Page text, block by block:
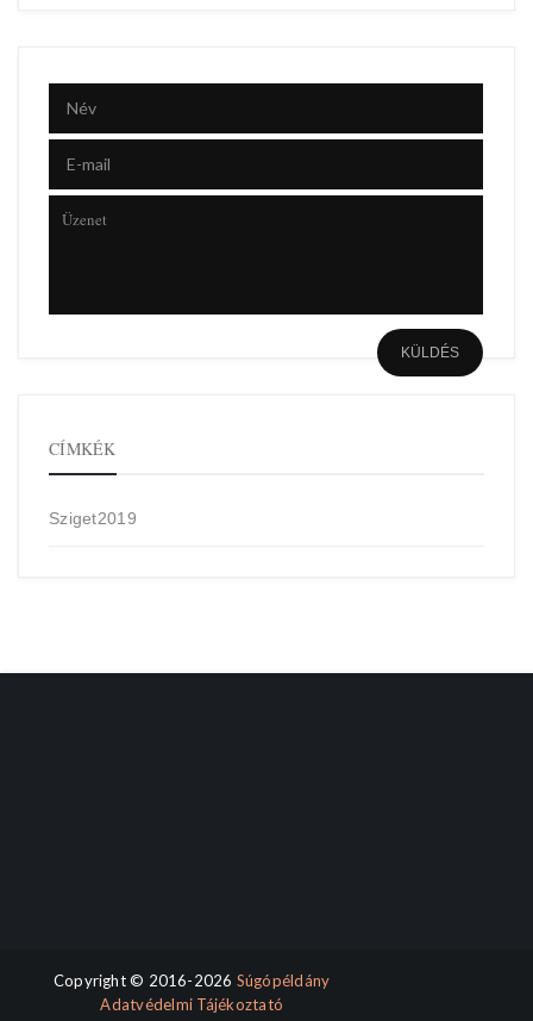
CÍMKÉK
Sziget2019
Copyright © 2016-2026 Súgópéldány
Adatvédelmi Tájékoztató